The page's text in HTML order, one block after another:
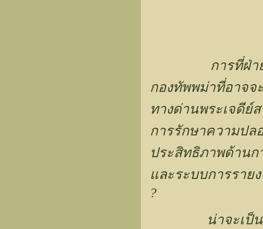
การที่ฝ่
กองทัพพม่าที่อาจ
ทางด่านพระเจดีย์
การรักษาความป
ประสิทธิภาพด้านก
และระบบการราย
?
น่าจะเป็